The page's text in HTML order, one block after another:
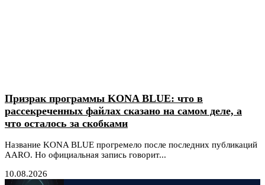
Призрак программы KONA BLUE: что в
рассекреченных файлах сказано на самом деле, а
что осталось за скобками
Название KONA BLUE прогремело после последних публикаций
AARO. Но официальная запись говорит...
10.08.2026